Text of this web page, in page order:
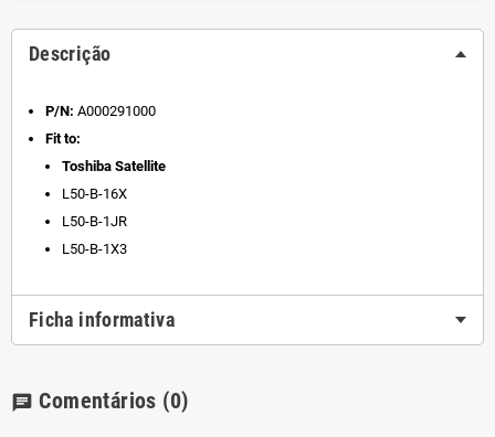
Descrição
P/N: A000291000
Fit to:
Toshiba Satellite
L50-B-16X
L50-B-1JR
L50-B-1X3
Ficha informativa
chat Comentários (0)